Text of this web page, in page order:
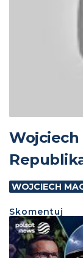
Wojciech
WOJCIECH
Skomentuj